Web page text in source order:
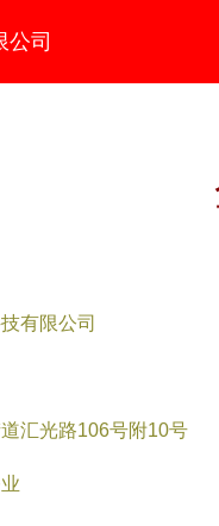
司
有限公司
汇光路106号附10号